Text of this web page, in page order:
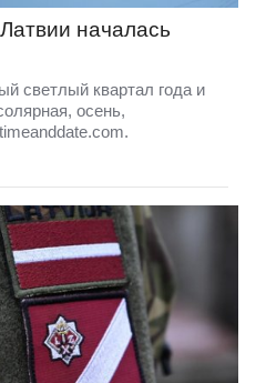
началась
светлый квартал года и
осень,